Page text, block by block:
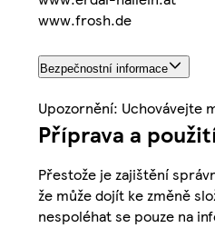
www.frosh.de
Bezpečnostní informace
Upozornění: Uchovávejte
Příprava a
Přestože je zajištění
že může dojít ke změně
nespoléhat se pouze na